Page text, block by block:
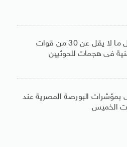
مصادر: مقتل ما لا يقل عن 30 من قوات
فى هجمات للحوثيين
بمؤشرات البورصة المصرية عند
الخميس